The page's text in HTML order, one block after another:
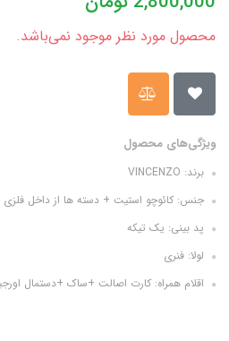
محصول مورد نظر موجود نمی‌باشد.
ویژگی‌های محصول
برند: VINCENZO
جنس: کائوچو استیت + دسته ها از داخل فلزی
پد بینی: یک تیکه
لولا: فنری
اقلام همراه: کارت اصالت +ساک +دستمال